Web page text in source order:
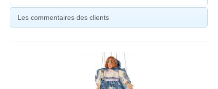
Les commentaires des clients